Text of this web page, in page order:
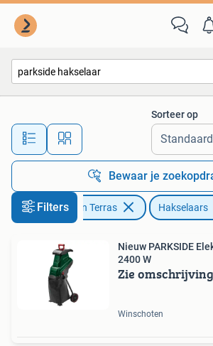
Alle afstanden…
Sorteer op
Bewaar je
FiltersTuin en Terras Hakselaars
Nieuw PARKSIDE
2400 W
Zie omschrijving
Winschoten